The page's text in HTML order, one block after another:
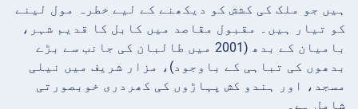
ہیں جو ملک کی کشش کو دیکھنے کے لیے خطرہ مول لینے
کو تیار ہیں۔ مقبول مقاصد میں کابل کا قدیم شہر،
باميان کے بدھ (2001 میں طالبان کی جانب سے بڑے
بدھوں کی تباہی کے باوجود)، مزار شریف میں نیلی
مسجد، اور ہندو کش پہاڑوں کی کھردری خوبصورتی
شامل ہے۔